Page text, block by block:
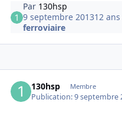
Par 130hsp
9 septembre 201312 ans
ferroviaire
130hsp Membre
Publication:9 septembre